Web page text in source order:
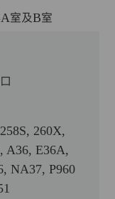
室及B室
260X,
A36, E36A,
NA37, P960